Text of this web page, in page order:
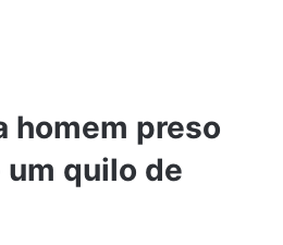
homem preso
quilo de